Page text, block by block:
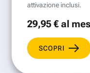
attivazione inclusi.
29,95 €al
SCOPRI